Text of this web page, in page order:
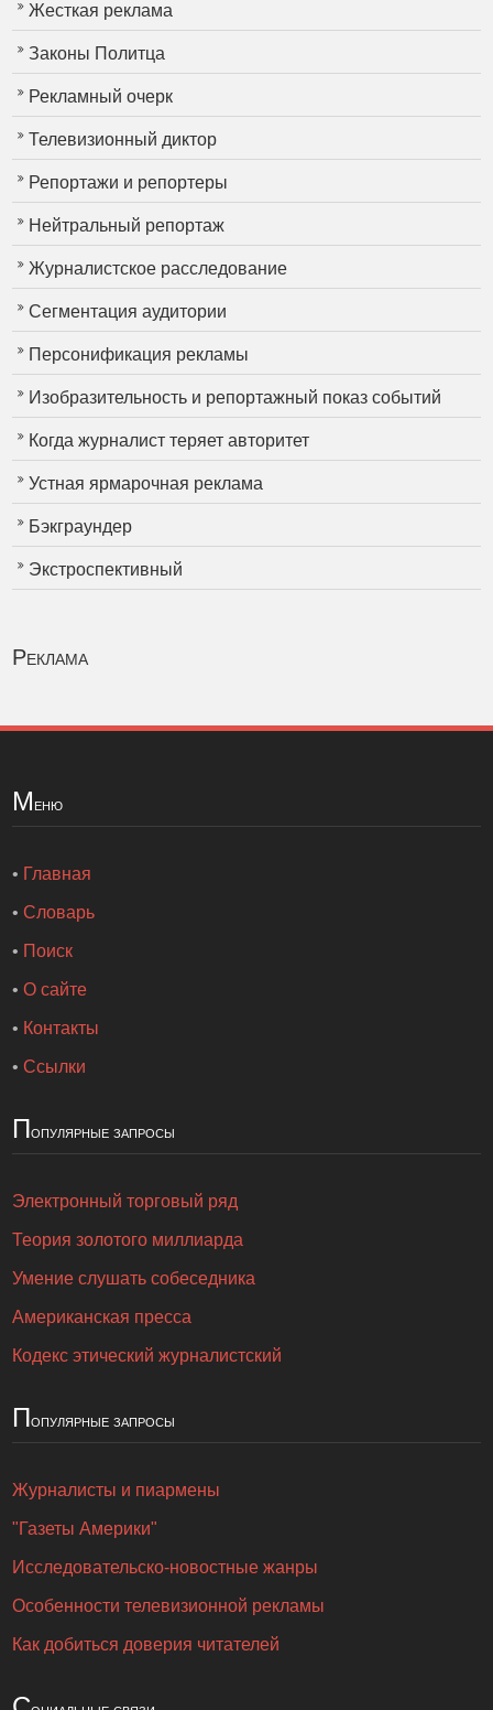
Жесткая реклама
Законы Политца
Рекламный очерк
Телевизионный диктор
Репортажи и репортеры
Нейтральный репортаж
Журналистское расследование
Сегментация аудитории
Персонификация рекламы
Изобразительность и репортажный показ событий
Когда журналист теряет авторитет
Устная ярмарочная реклама
Бэкграундер
Экстроспективный
Реклама
Меню
• Главная
•Словарь
• Поиск
•О сайте
• Контакты
•Ссылки
Популярные запросы
Электронный торговый ряд
Теория золотого миллиарда
Умение слушать собеседника
Американская пресса
Кодекс этический журналистский
Популярные запросы
Журналисты и пиармены
"Газеты Америки"
Исследовательско-новостные жанры
Особенности телевизионной рекламы
Как добиться доверия читателей